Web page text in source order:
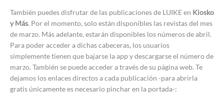
También puedes disfrutar de las publicaciones de LUIKE en Kiosko
y Más. Por el momento, solo están disponibles las revistas del mes
de marzo. Más adelante, estarán disponibles los números de abril.
Para poder acceder a dichas cabeceras, los usuarios
simplemente tienen que bajarse la app y descargarse el número de
marzo. También se puede acceder a través de su página web. Te
dejamos los enlaces directos a cada publicación -para abrirla
gratis únicamente es necesario pinchar en la portada-: